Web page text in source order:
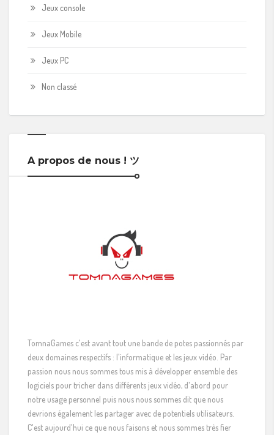
Jeux console
Jeux Mobile
Jeux PC
Non classé
A propos de nous ! ツ
TomnaGames c'est avant tout une bande de potes passionnés par
deux domaines respectifs : l'informatique et les jeux vidéo. Par
passion nous nous sommes tous mis à développer ensemble des
logiciels pour tricher dans différents jeux vidéo, d'abord pour
notre usage personnel puis nous nous sommes dit que nous
devrions également les partager avec de potentiels utilisateurs.
C'est aujourd'hui ce que nous faisons et nous sommes très fier